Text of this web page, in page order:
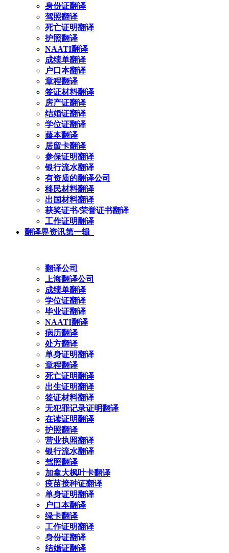
身份证翻译
驾照翻译
死亡证明翻译
护照翻译
NAATI翻译
成绩单翻译
户口本翻译
章程翻译
签证材料翻译
房产证翻译
结婚证翻译
学位证翻译
藤本翻译
居留卡翻译
参保证明翻译
银行流水翻译
有资质的翻译公司
移民材料翻译
出国材料翻译
获奖证书/荣誉证书翻译
工作证明翻译
翻译界资讯第一辑
翻译公司
上海翻译公司
成绩单翻译
学位证翻译
毕业证翻译
NAATI翻译
病历翻译
处方翻译
单身证明翻译
章程翻译
死亡证明翻译
出生证明翻译
签证材料翻译
无犯罪记录证明翻译
在读证明翻译
护照翻译
营业执照翻译
银行流水翻译
驾照翻译
加拿大枫叶卡翻译
疫苗接种证翻译
单身证明翻译
户口本翻译
绿卡翻译
工作证明翻译
身份证翻译
结婚证翻译